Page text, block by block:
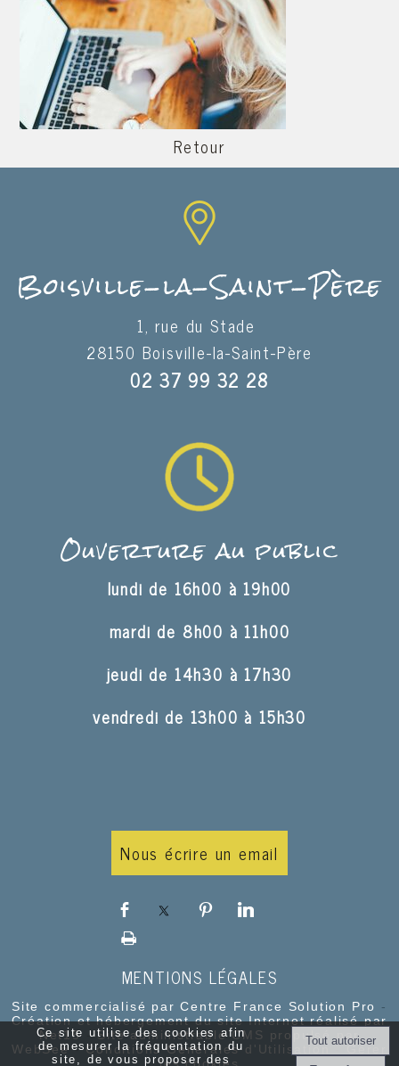
Retour
Boisville-la-Saint-Père
1, rue du Stade
28150 Boisville-la-Saint-Père
02 37 99 32 28
Ouverture au public
lundi de 16h00 à 19h00
mardi de 8h00 à 11h00
jeudi de 14h30 à 17h30
vendredi de 13h00 à 15h30
Nous écrire un email
MENTIONS LÉGALES
Site commercialisé par Centre France Solution Pro -
Création et hébergement du site Internet réalisé par
Net15-Site administrable CMS propulsé par
WebSee-Conditions Générales d'Utilisation -Gérer
Ce site utilise des cookies afin
de mesurer la fréquentation du
site, de vous proposer des